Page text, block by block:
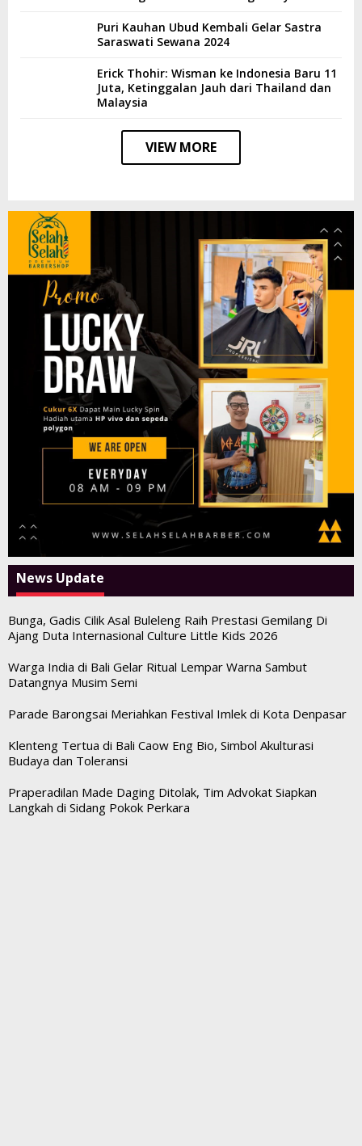
Puri Kauhan Ubud Kembali Gelar Sastra
Saraswati Sewana 2024
Erick Thohir: Wisman ke Indonesia Baru 11
Juta, Ketinggalan Jauh dari Thailand dan
Malaysia
VIEW MORE
News Update
Bunga, Gadis Cilik Asal Buleleng Raih Prestasi Gemilang Di
Ajang Duta Internasional Culture Little Kids 2026
Warga India di Bali Gelar Ritual Lempar Warna Sambut
Datangnya Musim Semi
Parade Barongsai Meriahkan Festival Imlek di Kota Denpasar
Klenteng Tertua di Bali Caow Eng Bio, Simbol Akulturasi
Budaya dan Toleransi
Praperadilan Made Daging Ditolak, Tim Advokat Siapkan
Langkah di Sidang Pokok Perkara